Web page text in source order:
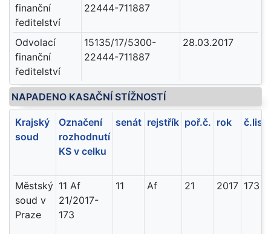
finanční
ředitelství
22444-711887
Odvolací
finanční
ředitelství
15135/17/5300-
22444-711887
28.03.2017
NAPADENO KASAČNÍ STÍŽNOSTÍ
Krajský
soud
Označení
rozhodnutí
KS v celku
senát rejstřík poř.č. rok
Městský
soud v
Praze
11 Af
21/2017-
173
11 Af 21 2017 173